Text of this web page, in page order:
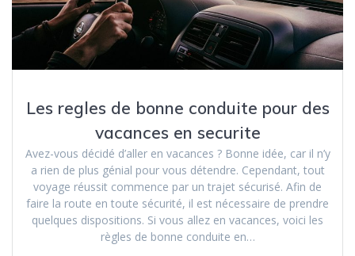
Les regles de bonne conduite pour des
vacances en securite
Avez-vous décidé d’aller en vacances ? Bonne idée, car il n’y
a rien de plus génial pour vous détendre. Cependant, tout
voyage réussit commence par un trajet sécurisé. Afin de
faire la route en toute sécurité, il est nécessaire de prendre
quelques dispositions. Si vous allez en vacances, voici les
règles de bonne conduite en…